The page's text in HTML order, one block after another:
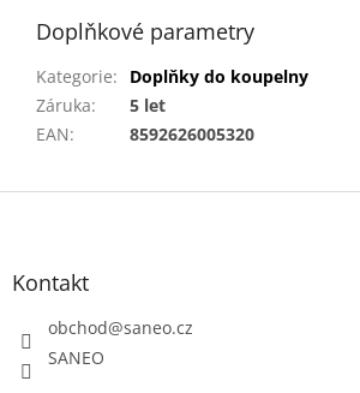
Doplňkové parametry
Kategorie:
Doplňky do koupelny
Záruka:
5 let
EAN: 8592626005320
Z
Kontakt
obchod@saneo.cz
SANEO